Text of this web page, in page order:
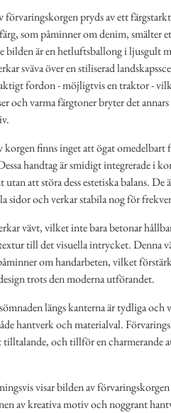
förvaringskorgen pryds av ett
som påminner om denim, smälter
bilden är en hetluftsballong i ljusgult
sväva över en stiliserad
fordon - möjligtvis en traktor -
och varma färgtoner bryter det
korgen finns inget att ögat omedelbart
handtag är smidigt integrerade i
att störa dess estetiska balans. De
sidor och verkar stabila nog för
vävt, vilket inte bara betonar
till det visuella intrycket. Denna
om handarbeten, vilket
trots den moderna utförandet.
längs kanterna är tydliga
hantverk och materialval.
tilltalande, och tillför en charmerande
visar bilden av
av kreativa motiv och noggrant